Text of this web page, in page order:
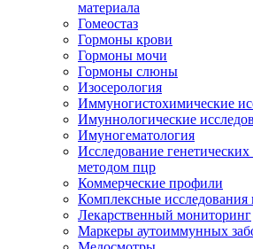
материала
Гомеостаз
Гормоны крови
Гормоны мочи
Гормоны слюны
Изосерология
Иммуногистохимические
Имуннологические
Имуногематология
Исследование
методом пцр
Коммерческие профили
Комплексные
Лекарственный мониторинг
Маркеры аутоиммунных